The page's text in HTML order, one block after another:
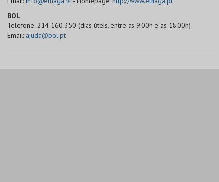
BOL
Telefone: 214 160 350 (dias úteis, entre as 9:00h e as 18:00h)
Email: ajuda@bol.pt